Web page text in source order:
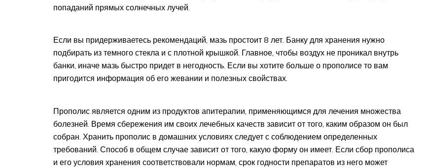
попаданий прямых солнечных лучей.
Если вы придерживаетесь рекомендаций, мазь простоит 8 лет. Банку для хранения нужно
подбирать из темного стекла и с плотной крышкой. Главное, чтобы воздух не проникал внутрь
банки, иначе мазь быстро придет в негодность. Если вы хотите больше о прополисе то вам
пригодится информация об его жевании и полезных свойствах.
Прополис является одним из продуктов апитерапии, применяющимся для лечения множества
болезней. Время сбережения им своих лечебных качеств зависит от того, каким образом он был
собран. Хранить прополис в домашних условиях следует с соблюдением определенных
требований. Способ в общем случае зависит от того, какую форму он имеет. Если сбор прополиса
и его условия хранения соответствовали нормам, срок годности препаратов из него может